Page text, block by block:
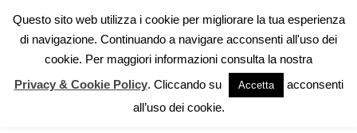
Vai
contenuto
Questo sito web utilizza i cookie per migliorare la tua esperienza
di navigazione. Continuando a navigare acconsenti all'uso dei
cookie. Per maggiori informazioni consulta la nostra
Privacy & Cookie Policy. Cliccando su Accetta
acconsenti
all’uso dei cookie.